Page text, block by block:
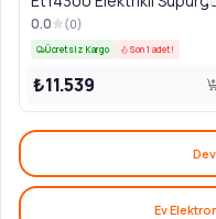
Rose
0.0 (0)
Ücretsiz Kargo Son 1 adet!
₺11.539
Ev